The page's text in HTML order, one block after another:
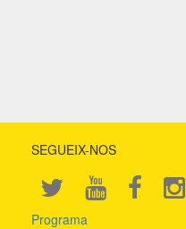
SEGUEIX-NOS
Programa